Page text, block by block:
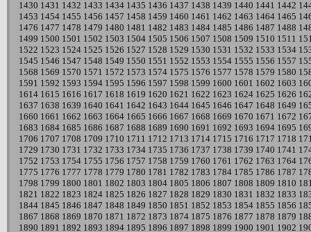
1430 1431 1432 1433 1434 1435 1436 1437 1438 1439 1440 1441 1442
1453 1454 1455 1456 1457 1458 1459 1460 1461 1462 1463 1464 1465
1476 1477 1478 1479 1480 1481 1482 1483 1484 1485 1486 1487 1488
1499 1500 1501 1502 1503 1504 1505 1506 1507 1508 1509 1510 1511
1522 1523 1524 1525 1526 1527 1528 1529 1530 1531 1532 1533 1534
1545 1546 1547 1548 1549 1550 1551 1552 1553 1554 1555 1556 1557
1568 1569 1570 1571 1572 1573 1574 1575 1576 1577 1578 1579 1580
1591 1592 1593 1594 1595 1596 1597 1598 1599 1600 1601 1602 1603
1614 1615 1616 1617 1618 1619 1620 1621 1622 1623 1624 1625 1626
1637 1638 1639 1640 1641 1642 1643 1644 1645 1646 1647 1648 1649
1660 1661 1662 1663 1664 1665 1666 1667 1668 1669 1670 1671 1672
1683 1684 1685 1686 1687 1688 1689 1690 1691 1692 1693 1694 1695
1706 1707 1708 1709 1710 1711 1712 1713 1714 1715 1716 1717 1718
1729 1730 1731 1732 1733 1734 1735 1736 1737 1738 1739 1740 1741
1752 1753 1754 1755 1756 1757 1758 1759 1760 1761 1762 1763 1764
1775 1776 1777 1778 1779 1780 1781 1782 1783 1784 1785 1786 1787
1798 1799 1800 1801 1802 1803 1804 1805 1806 1807 1808 1809 1810
1821 1822 1823 1824 1825 1826 1827 1828 1829 1830 1831 1832 1833
1844 1845 1846 1847 1848 1849 1850 1851 1852 1853 1854 1855 1856
1867 1868 1869 1870 1871 1872 1873 1874 1875 1876 1877 1878 1879
1890 1891 1892 1893 1894 1895 1896 1897 1898 1899 1900 1901 1902